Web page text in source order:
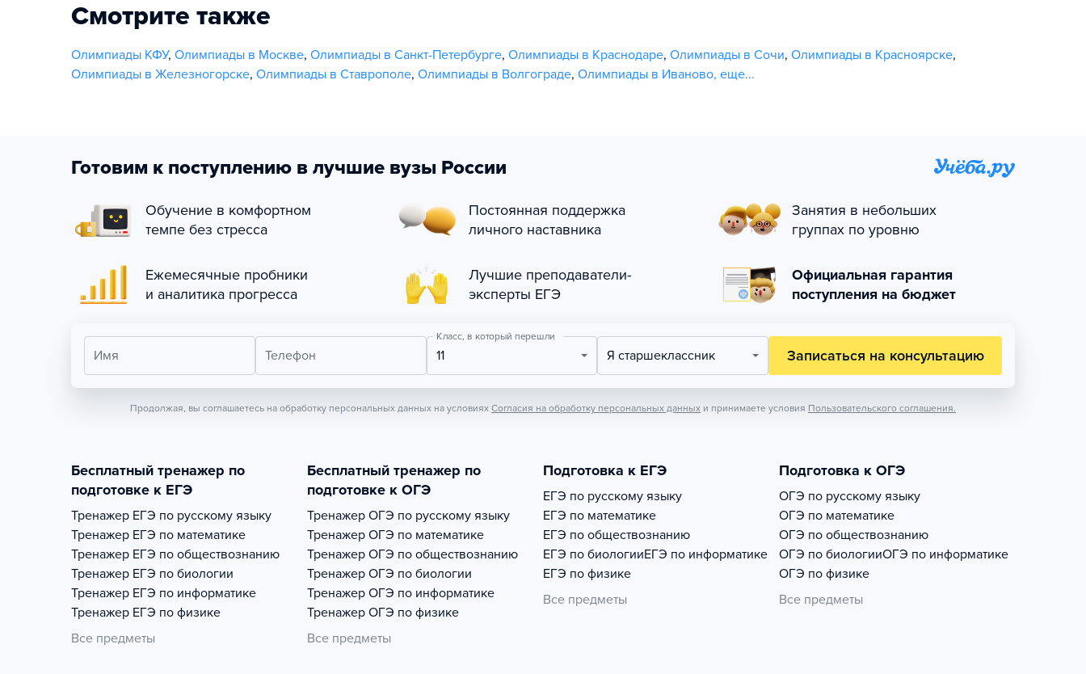
Смотрите также
Олимпиады КФУ, Олимпиады в Москве, Олимпиады в Санкт-Петербурге, Олимпиады в Краснодаре, Олимпиады в Сочи, Олимпиады в Красноярске,
Олимпиады в Железногорске, Олимпиады в Ставрополе, Олимпиады в Волгограде, Олимпиады в Иваново, еще...
Готовим к поступлению в лучшие вузы России
Обучение в комфортном
темпе без стресса
Постоянная поддержка
личного наставника
Занятия в небольших
группах по уровню
Ежемесячные пробники
и аналитика прогресса
Лучшие преподаватели-
эксперты ЕГЭ
Официальная гарантия
поступления на бюджет
Имя Телефон
Класс, в который перешли
11 Я старшеклассник Записаться на консультацию
Продолжая, вы соглашаетесь на обработку персональных данных на условиях Согласия на обработку персональных данных и принимаете условия Пользовательского соглашения.
Бесплатный тренажер по
подготовке к ЕГЭ
Тренажер ЕГЭ по русскому языку
Тренажер ЕГЭ по математике
Тренажер ЕГЭ по обществознанию
Тренажер ЕГЭ по биологии
Тренажер ЕГЭ по информатике
Тренажер ЕГЭ по физике
Все предметы
Бесплатный тренажер по
подготовке к ОГЭ
Тренажер ОГЭ по русскому языку
Тренажер ОГЭ по математике
Тренажер ОГЭ по обществознанию
Тренажер ОГЭ по биологии
Тренажер ОГЭ по информатике
Тренажер ОГЭ по физике
Все предметы
Подготовка к ЕГЭ
ЕГЭ по русскому языку
ЕГЭ по математике
ЕГЭ по обществознанию
ЕГЭ по биологииЕГЭ по информатике
ЕГЭ по физике
Все предметы
Подготовка к ОГЭ
ОГЭ по русскому языку
ОГЭ по математике
ОГЭ по обществознанию
ОГЭ по биологииОГЭ по информатике
ОГЭ по физике
Все предметы